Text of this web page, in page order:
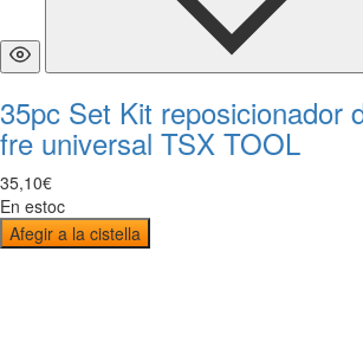
35pc Set Kit reposicionador
fre universal TSX TOOL
35,10€
En estoc
Afegir a la cistella